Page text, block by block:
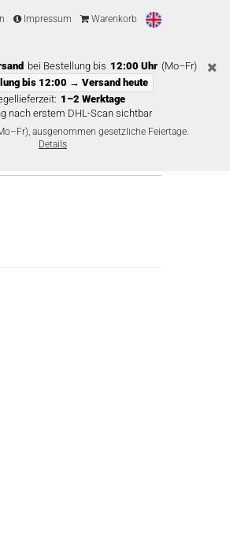
Impressum Warenkorb
bei Bestellung bis 12:00 Uhr (Mo–Fr)
bis 12:00 → Versand heute
1–2 Werktage
nach erstem DHL-Scan sichtbar
ausgenommen gesetzliche Feiertage.
Details